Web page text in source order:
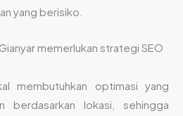
yang berisiko.
memerlukan strategi SEO
membutuhkan optimasi yang
berdasarkan lokasi, sehingga